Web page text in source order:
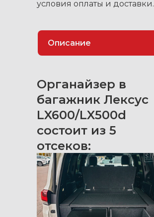
условия оплаты и доставки.
Органайзер в
багажник Лексус
LX600/LX500d
состоит из 5
отсеков: